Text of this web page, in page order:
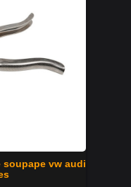
vw audi